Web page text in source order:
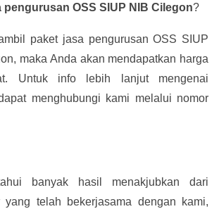
pengurusan OSS SIUP NIB Cilegon?
paket jasa pengurusan OSS SIUP
maka Anda akan mendapatkan harga
Untuk info lebih lanjut mengenai
menghubungi kami melalui nomor
banyak hasil menakjubkan dari
yang telah bekerjasama dengan kami,